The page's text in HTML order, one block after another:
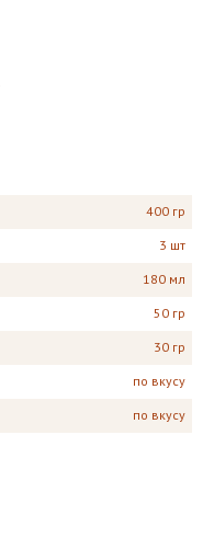
400 гр
3 шт
180 мл
50 гр
30 гр
по вкусу
по вкусу